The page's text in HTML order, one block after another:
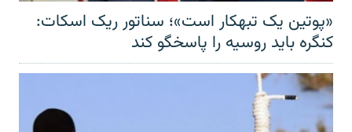
«پوتین یک تبهکار است»؛ سناتور ریک اسکات:
کنگره باید روسیه را پاسخگو کند